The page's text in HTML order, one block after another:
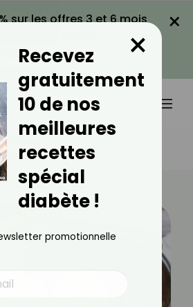
sur les offres 3 et 6 mois
VOIR LA PROMO
×
Sans Sucre Ajouté
Recevez
gratuitement
10 de nos
meilleures
recettes
spécial
diabète !
×
promotionnelle